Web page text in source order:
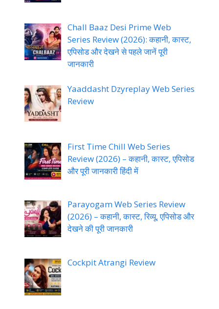
Chall Baaz Desi Prime Web
Series Review (2026): कहानी, कास्ट,
एपिसोड और देखने से पहले जानें पूरी
जानकारी
Yaaddasht Dzyreplay Web Series
Review
First Time Chill Web Series
Review (2026) – कहानी, कास्ट, एपिसोड
और पूरी जानकारी हिंदी में
Parayogam Web Series Review
(2026) – कहानी, कास्ट, रिव्यू, एपिसोड और
देखने की पूरी जानकारी
Cockpit Atrangi Review